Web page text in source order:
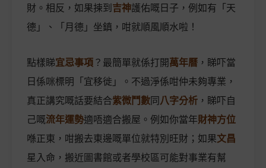
財。相反，如果揀到吉神護佑嘅日子，例如有「天
德」、「月德」坐鎮，咁就順風順水啦！
點樣睇宜忌事項？最簡單就係打開萬年曆 ，睇吓當
日係咪標明「宜移徙」。不過淨係咁仲未夠專業，
真正講究嘅話要結合紫微鬥數同八字分析 ，睇吓自
己嘅流年運勢適唔適合搬屋。例如你當年財神方位
喺正東，咁搬去東邊嘅單位就特別旺財；如果文昌
星入命，搬近圖書館或者學校區可能對事業有幫